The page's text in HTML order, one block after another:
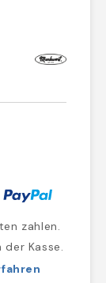
zahlen.
der Kasse.